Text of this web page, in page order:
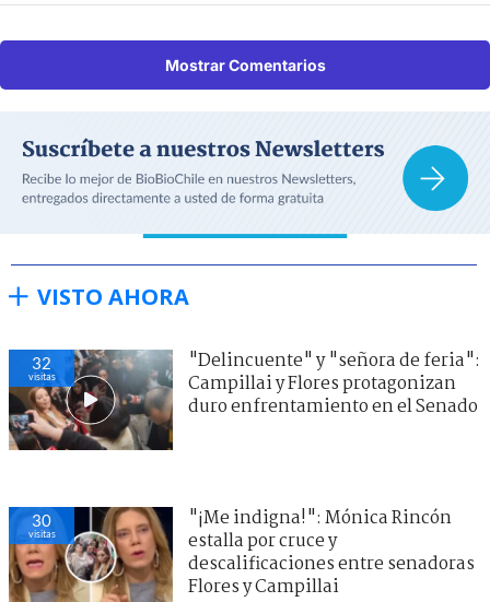
Mostrar Comentarios
VISTO AHORA
32
visitas
"Delincuente" y "señora de feria":
Campillai y Flores protagonizan
duro enfrentamiento en el Senado
30
visitas
"¡Me indigna!": Mónica Rincón
estalla por cruce y
descalificaciones entre senadoras
Flores y Campillai